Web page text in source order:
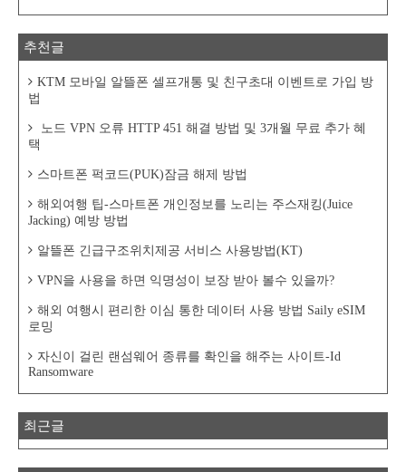
추천글
KTM 모바일 알뜰폰 셀프개통 및 친구초대 이벤트로 가입 방
법
노드 VPN 오류 HTTP 451 해결 방법 및 3개월 무료 추가 혜
택
스마트폰 퍽코드(PUK)잠금 해제 방법
해외여행 팁-스마트폰 개인정보를 노리는 주스재킹(Juice
Jacking) 예방 방법
알뜰폰 긴급구조위치제공 서비스 사용방법(KT)
VPN을 사용을 하면 익명성이 보장 받아 볼수 있을까?
해외 여행시 편리한 이심 통한 데이터 사용 방법 Saily eSIM
로밍
자신이 걸린 랜섬웨어 종류를 확인을 해주는 사이트-Id
Ransomware
최근글